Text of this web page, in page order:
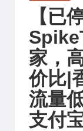
【已
家，
价比|
流量
支付